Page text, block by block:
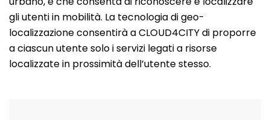
gli utenti in mobilità. La tecnologia di geo-
localizzazione consentirà a CLOUD4CITY di proporre
a ciascun utente solo i servizi legati a risorse
localizzate in prossimità dell’utente stesso.